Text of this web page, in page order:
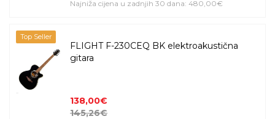
Najniža cijena u zadnjih 30 dana: 480,00€
Top Seller
FLIGHT F-230CEQ BK elektroakustična
gitara
138,00€
145,26€